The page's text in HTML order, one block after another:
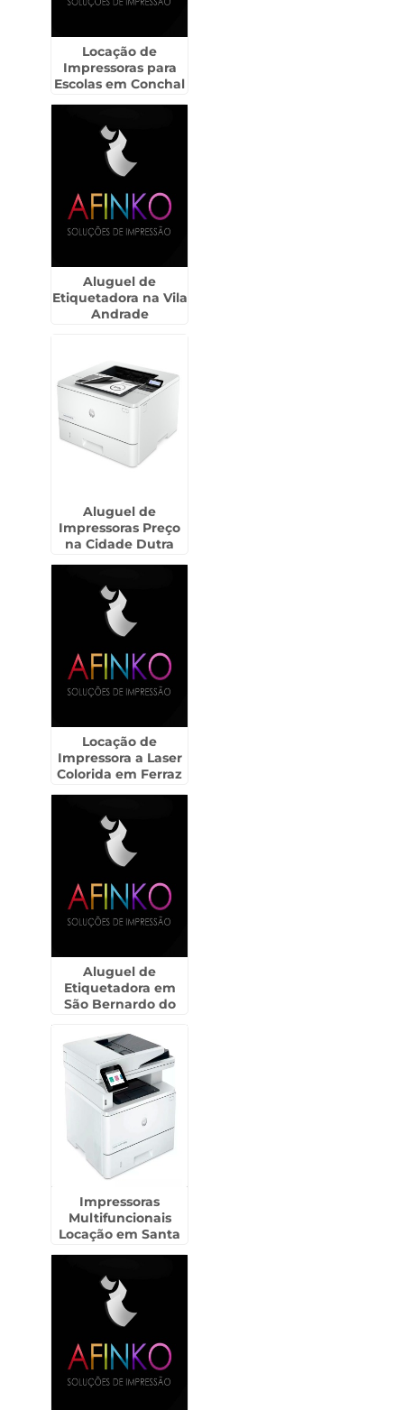
Locação de
Impressoras para
Escolas em Conchal
Aluguel de
Etiquetadora na Vila
Andrade
Aluguel de
Impressoras Preço
na Cidade Dutra
Locação de
Impressora a Laser
Colorida em Ferraz
Aluguel de
Etiquetadora em
São Bernardo do
Impressoras
Multifuncionais
Locação em Santa